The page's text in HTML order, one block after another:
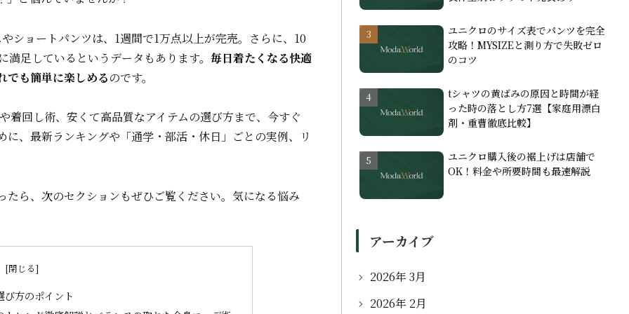
ショートパンツは、1週間で1万点以上が完売。さらに、10
足しているというデータもあります。 毎日着たくなる快適
でも簡単に楽しめるのです。
回し術、安くて高品質なアイテムの選び方まで、今すぐ
、最新ランキングや「通学・部活・休日」ごとの実例、リ
ら、次のセクションもぜひご覧ください。気になる悩み
方のポイント
ユニクロのサイズ表でパンツを完全
攻略！MYSIZEと測り方で失敗ゼロ
のコツ
tシャツの黄ばみの原因と時間が経
った時の落とし方7選【家庭用漂白
剤・重曹徹底比較】
ユニクロ購入後の裾上げは店舗で
OK！料金や所要時間も最速解説
アーカイブ
2026年 3月
2026年 2月